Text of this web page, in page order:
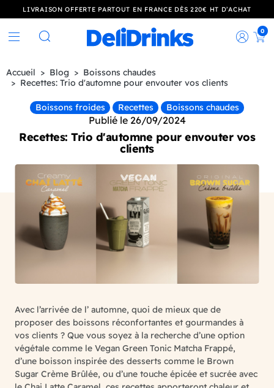
LIVRAISON OFFERTE PARTOUT EN FRANCE DÈS 220€ HT D’ACHAT
Rechercher
0
Accueil Blog
Boissons chaudes
Recettes: Trio d'automne pour envouter vos clients
Boissons froides Recettes Boissons chaudes
Publié le 26/09/2024
Recettes: Trio d'automne pour envouter vos
clients
Avec l’arrivée de l’ automne, quoi de mieux que de
proposer des boissons réconfortantes et gourmandes à
vos clients ? Que vous soyez à la recherche d’une option
végétale comme le Vegan Green Tonic Matcha Frappé,
d’une boisson inspirée des desserts comme le Brown
Sugar Crème Brûlée, ou d’une touche épicée et sucrée avec